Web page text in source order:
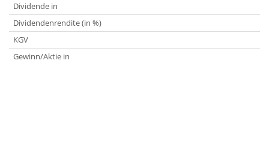
Dividende in
Dividendenrendite (in %)
KGV
Gewinn/Aktie in